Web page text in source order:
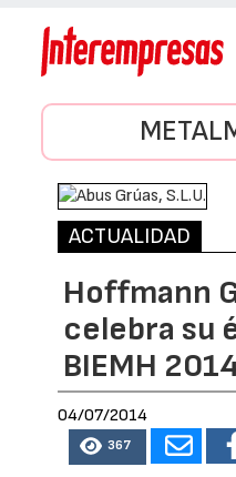
ACTUALIDAD
Hoffmann
celebra su
BIEMH
04/07/2014
367